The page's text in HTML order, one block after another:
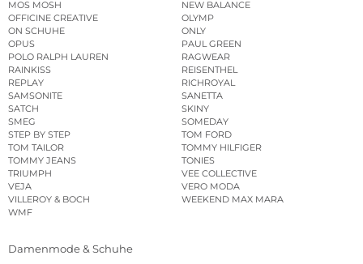
MOS MOSH
NEW BALANCE
OFFICINE CREATIVE
OLYMP
ON SCHUHE
ONLY
OPUS
PAUL GREEN
POLO RALPH LAUREN
RAGWEAR
RAINKISS
REISENTHEL
REPLAY
RICHROYAL
SAMSONITE
SANETTA
SATCH
SKINY
SMEG
SOMEDAY
STEP BY STEP
TOM FORD
TOM TAILOR
TOMMY HILFIGER
TOMMY JEANS
TONIES
TRIUMPH
VEE COLLECTIVE
VEJA
VERO MODA
VILLEROY & BOCH
WEEKEND MAX MARA
WMF
Damenmode & Schuhe